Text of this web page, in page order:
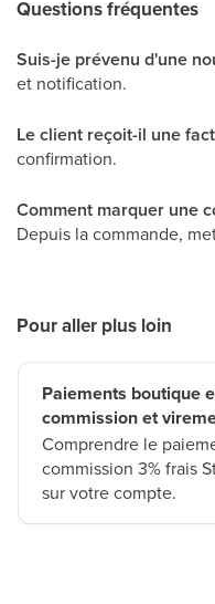
Questions fréquentes
Suis-je prévenu d'une
et notification.
Le client reçoit-il une
confirmation.
Comment marquer une
Depuis la commande,
Pour aller plus loin
Paiements boutique
commission et
Comprendre le
commission 3% frais
sur votre compte.